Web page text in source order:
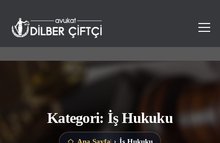
Kategori: İş Hukuku
› İş Hukuku